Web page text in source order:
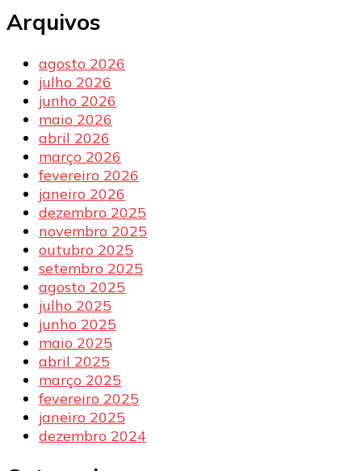
Arquivos
agosto 2026
julho 2026
junho 2026
maio 2026
abril 2026
março 2026
fevereiro 2026
janeiro 2026
dezembro 2025
novembro 2025
outubro 2025
setembro 2025
agosto 2025
julho 2025
junho 2025
maio 2025
abril 2025
março 2025
fevereiro 2025
janeiro 2025
dezembro 2024